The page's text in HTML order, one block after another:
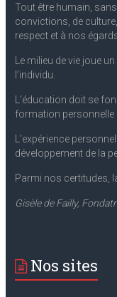
Tout être humain,
convictions, de
respect et à nos
Le milieu de vie joue
l’individu.
L’éducation doit se
formation personnelle
L’expérience
développement de la
Parmi nos certitudes,
Gisèle de Failly,
Nos sites